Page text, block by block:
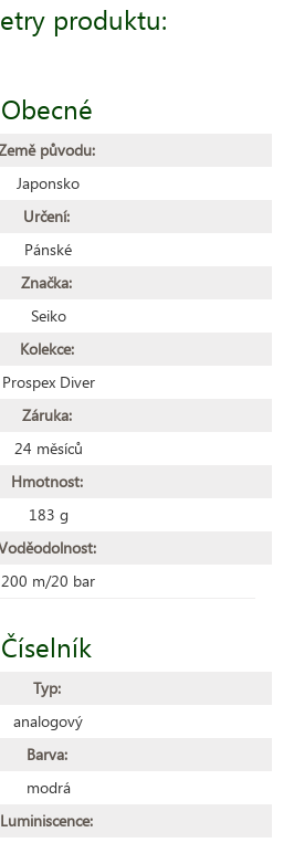
produktu:
Obecné
původu:
Japonsko
Určení:
Pánské
Značka:
Seiko
Kolekce:
Prospex Diver
Záruka:
24 měsíců
Hmotnost:
183 g
200 m/20 bar
Číselník
Typ:
analogový
Barva:
modrá
Luminiscence: